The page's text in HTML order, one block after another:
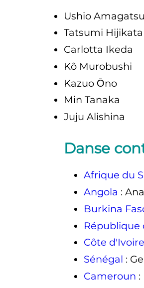
Ushio Amagatsu
Tatsumi Hijikata
Carlotta Ikeda
Kô Murobushi
Kazuo Ōno
Min Tanaka
Juju Alishina
Danse
Afrique du
Angola :
Burkina
République
Côte d'Ivoire
Sénégal :
Cameroun :